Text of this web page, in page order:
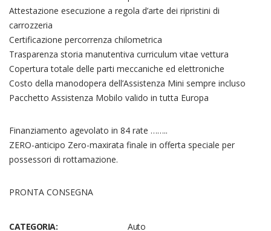
Attestazione esecuzione a regola d’arte dei ripristini di
carrozzeria
Certificazione percorrenza chilometrica
Trasparenza storia manutentiva curriculum vitae vettura
Copertura totale delle parti meccaniche ed elettroniche
Costo della manodopera dell’Assistenza Mini sempre incluso
Pacchetto Assistenza Mobilo valido in tutta Europa
Finanziamento agevolato in 84 rate ……..
ZERO-anticipo Zero-maxirata finale in offerta speciale per
possessori di rottamazione.
PRONTA CONSEGNA
CATEGORIA:
Auto